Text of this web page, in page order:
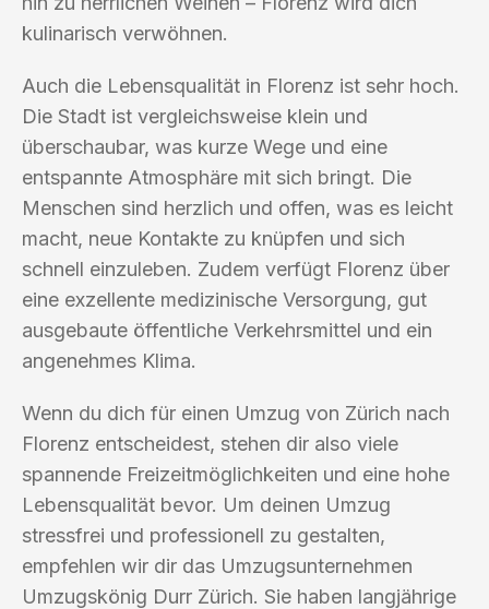
kulinarisch verwöhnen.
Auch die Lebensqualität in Florenz ist sehr hoch.
Die Stadt ist vergleichsweise klein und
überschaubar, was kurze Wege und eine
entspannte Atmosphäre mit sich bringt. Die
Menschen sind herzlich und offen, was es leicht
macht, neue Kontakte zu knüpfen und sich
schnell einzuleben. Zudem verfügt Florenz über
eine exzellente medizinische Versorgung, gut
ausgebaute öffentliche Verkehrsmittel und ein
angenehmes Klima.
Wenn du dich für einen Umzug von Zürich nach
Florenz entscheidest, stehen dir also viele
spannende Freizeitmöglichkeiten und eine hohe
Lebensqualität bevor. Um deinen Umzug
stressfrei und professionell zu gestalten,
empfehlen wir dir das Umzugsunternehmen
Umzugskönig Durr Zürich. Sie haben langjährige